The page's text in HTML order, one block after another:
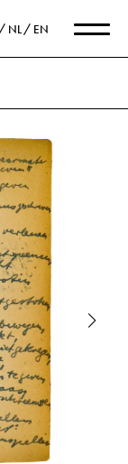
NL EN